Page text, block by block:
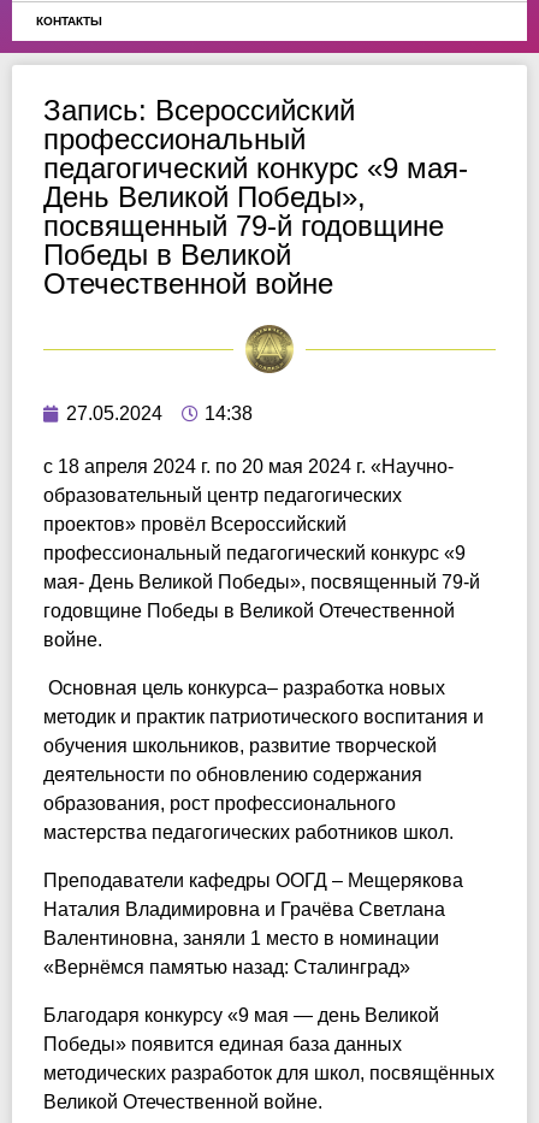
КОНТАКТЫ
Запись: Всероссийский
профессиональный
педагогический конкурс «9 мая-
День Великой Победы»,
посвященный 79-й годовщине
Победы в Великой
Отечественной войне
27.05.2024 14:38
с 18 апреля 2024 г. по 20 мая 2024 г. «Научно-
образовательный центр педагогических
проектов» провёл Всероссийский
профессиональный педагогический конкурс «9
мая- День Великой Победы», посвященный 79-й
годовщине Победы в Великой Отечественной
войне.
Основная цель конкурса– разработка новых
методик и практик патриотического воспитания и
обучения школьников, развитие творческой
деятельности по обновлению содержания
образования, рост профессионального
мастерства педагогических работников школ.
Преподаватели кафедры ООГД – Мещерякова
Наталия Владимировна и Грачёва Светлана
Валентиновна, заняли 1 место в номинации
«Вернёмся памятью назад: Сталинград»
Благодаря конкурсу «9 мая — день Великой
Победы» появится единая база данных
методических разработок для школ, посвящённых
Великой Отечественной войне.